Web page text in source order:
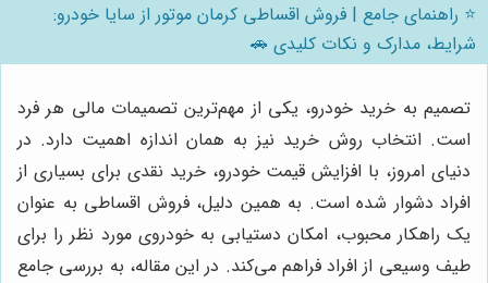
⭐️ راهنمای جامع | فروش اقساطی کرمان موتور از سایا خودرو:
شرایط، مدارک و نکات کلیدی 🚗
تصمیم به خرید خودرو، یکی از مهم‌ترین تصمیمات مالی هر فرد
است. انتخاب روش خرید نیز به همان اندازه اهمیت دارد. در
دنیای امروز، با افزایش قیمت خودرو، خرید نقدی برای بسیاری از
افراد دشوار شده است. به همین دلیل، فروش اقساطی به عنوان
یک راهکار محبوب، امکان دستیابی به خودروی مورد نظر را برای
طیف وسیعی از افراد فراهم می‌کند. در این مقاله، به بررسی جامع